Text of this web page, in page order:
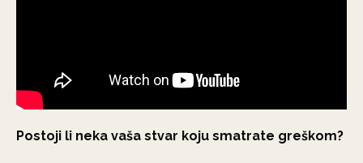
Postoji li neka vaša stvar koju smatrate greškom?